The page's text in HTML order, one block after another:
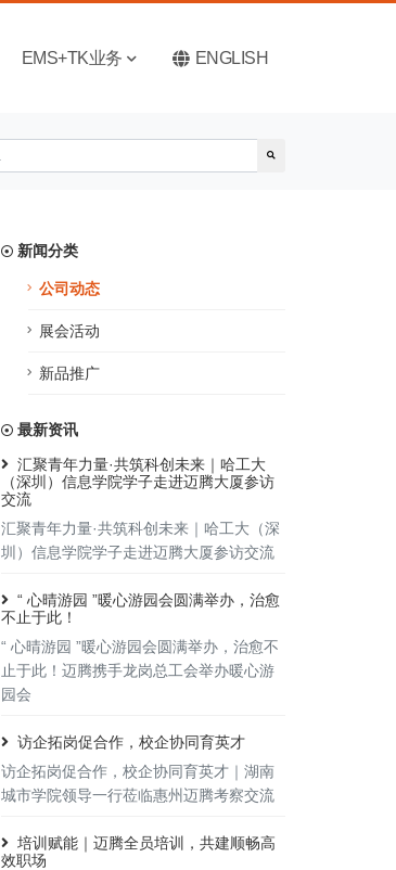
EMS+TK业务 ENGLISH
新闻分类
公司动态
展会活动
新品推广
最新资讯
汇聚青年力量·共筑科创未来｜哈工大
（深圳）信息学院学子走进迈腾大厦参访
交流
汇聚青年力量·共筑科创未来｜哈工大（深
圳）信息学院学子走进迈腾大厦参访交流
“ 心晴游园 ”暖心游园会圆满举办，治愈
不止于此！
“ 心晴游园 ”暖心游园会圆满举办，治愈不
止于此！迈腾携手龙岗总工会举办暖心游
园会
访企拓岗促合作，校企协同育英才
访企拓岗促合作，校企协同育英才｜湖南
城市学院领导一行莅临惠州迈腾考察交流
培训赋能｜迈腾全员培训，共建顺畅高
效职场